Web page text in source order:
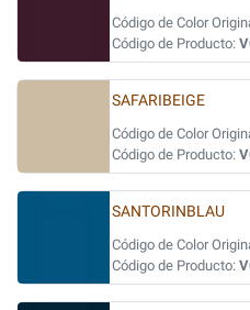
Código de Color
Código de Producto:
SAFARIBEIGE
Código de Color
Código de Producto:
SANTORINBLAU
Código de Color
Código de Producto: